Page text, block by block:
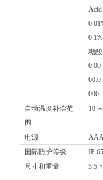
糖
0.00
00.0
000
自动温度补偿范
围
10
电源
国际防护等级
IP 65
尺寸和重量
5.5